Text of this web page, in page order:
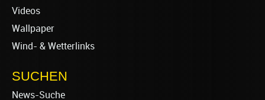
Videos
Wallpaper
Wind- & Wetterlinks
SUCHEN
News-Suche